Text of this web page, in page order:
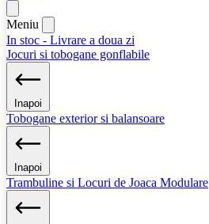
Meniu
In stoc - Livrare a doua zi
Jocuri si tobogane gonflabile
Inapoi
Tobogane exterior si balansoare
Inapoi
Trambuline si Locuri de Joaca Modulare